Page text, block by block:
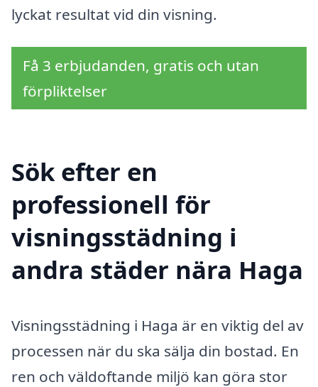
lyckat resultat vid din visning.
Få 3 erbjudanden, gratis och utan
förpliktelser
Sök efter en
professionell för
visningsstädning i
andra städer nära Haga
Visningsstädning i Haga är en viktig del av
processen när du ska sälja din bostad. En
ren och väldoftande miljö kan göra stor